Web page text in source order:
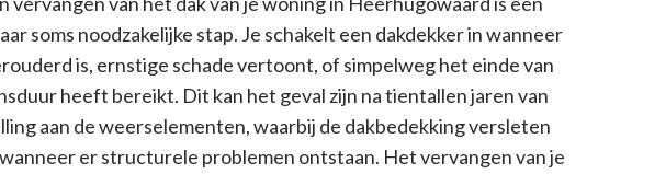
soms noodzakelijke stap. Je schakelt een dakdekker in wanneer
is, ernstige schade vertoont, of simpelweg het einde van
heeft bereikt. Dit kan het geval zijn na tientallen jaren van
aan de weerselementen, waarbij de dakbedekking versleten
er structurele problemen ontstaan. Het vervangen van je